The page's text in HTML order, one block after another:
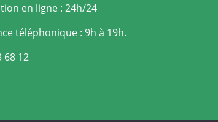
en ligne : 24h/24
téléphonique : 9h à 19h.
68 12